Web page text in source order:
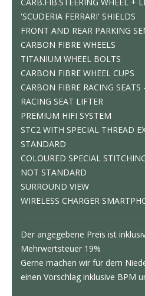
'SCUDERIA FERRARI' SHIELDS
FRONT AND REAR PARKING
CARBON FIBRE WHEELS
TITANIUM WHEEL BOLTS
CARBON FIBRE WHEEL CUPS
CARBON FIBRE RACING
RACING SEAT LIFTER
PREMIUM HIFI SYSTEM
STC2 WITH SPECIAL THREAD
STANDARD
COLOURED SPECIAL
NOT STANDARD
SURROUND VIEW
WIRELESS CHARGER
Der angegebene Preis ist
Mehrwertsteuer 19%
Gerne machen wir für dem
einen Vorschlag inklusive BPM